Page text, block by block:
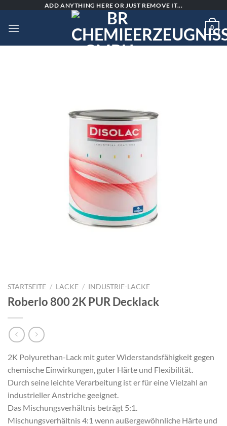
content
ADD ANYTHING HERE OR JUST REMOVE IT...
0
STARTSEITE / LACKE / INDUSTRIE-LACKE
Roberlo 800 2K PUR Decklack
2K Polyurethan-Lack mit guter Widerstandsfähigkeit gegen
chemische Einwirkungen, guter Härte und Flexibilität.
Durch seine leichte Verarbeitung ist er für eine Vielzahl an
industrieller Anstriche geeignet.
Das Mischungsverhältnis beträgt 5:1.
Mischungsverhältnis 4:1 wenn außergewöhnliche Härte und